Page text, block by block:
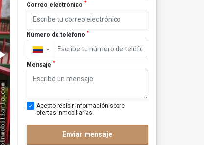
Correo electrónico *
Número de teléfono *
▼
Mensaje *
Acepto recibir información sobre
ofertas inmobiliarias
Enviar mensaje